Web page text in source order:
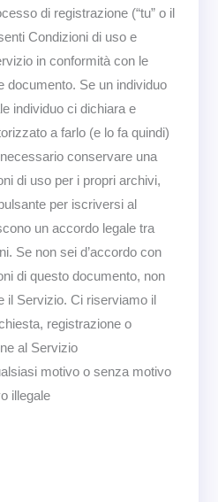
di registrazione (“tu” o il
Condizioni di uso e
in conformità con le
documento. Se un individuo
individuo ci dichiara e
a farlo (e lo fa quindi)
conservare una
di uso per i propri archivi,
per iscriversi al
un accordo legale tra
Se non sei d’accordo con
di questo documento, non
il Servizio. Ci riserviamo il
registrazione o
al Servizio
motivo o senza motivo
illegale